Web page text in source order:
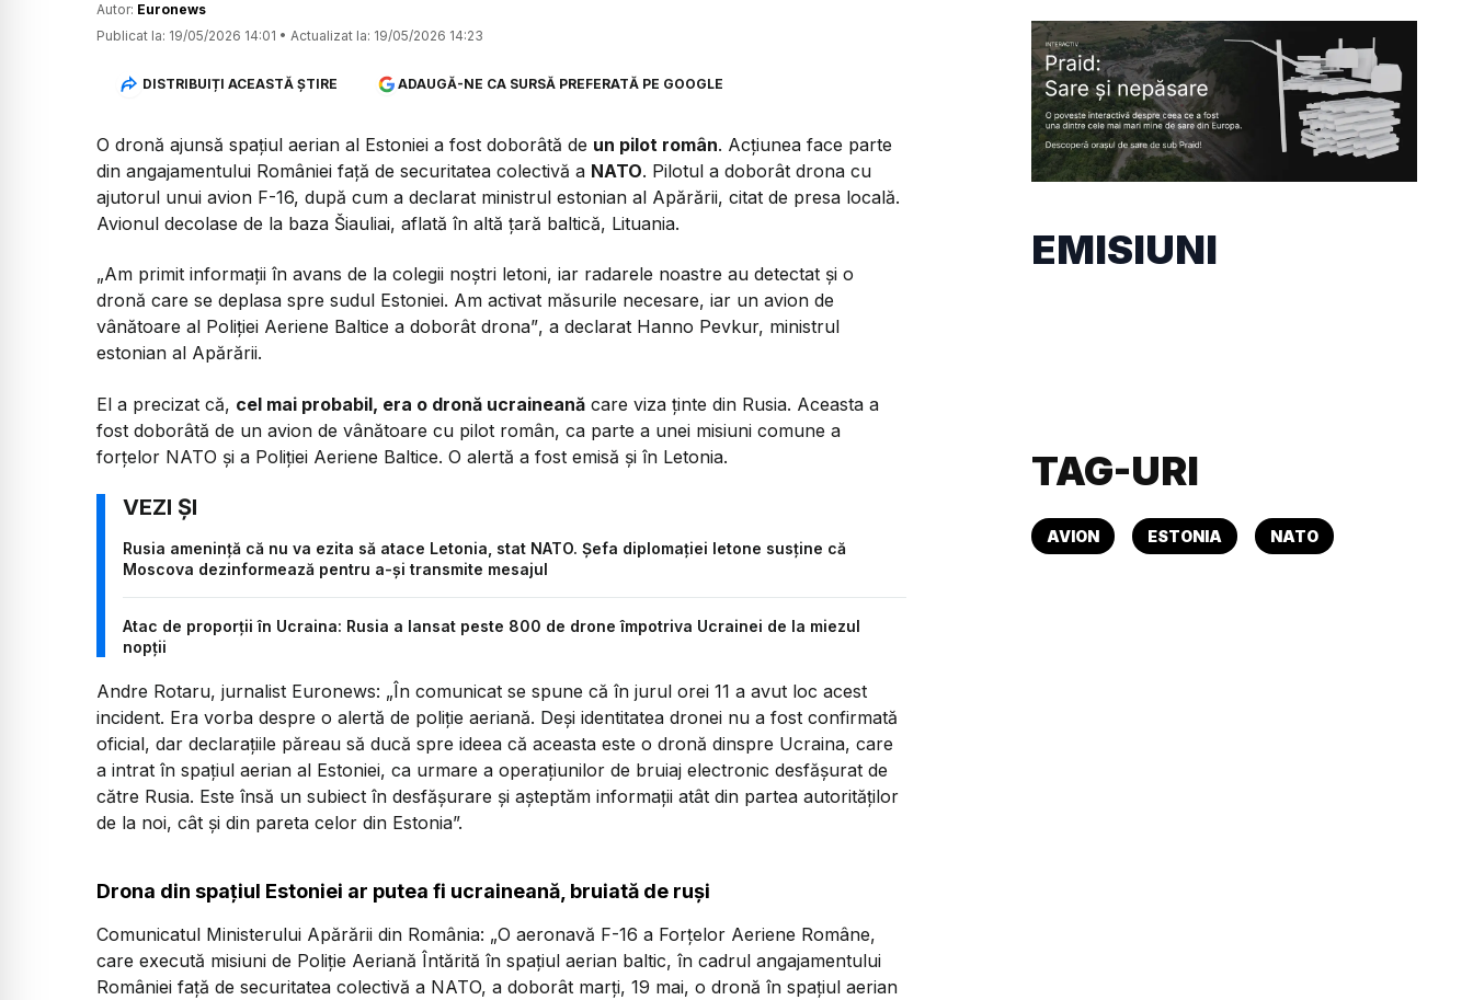
Autor: Euronews
Publicat la: 19/05/2026 14:01 • Actualizat la: 19/05/2026 14:23
DISTRIBUIȚI ACEASTĂ ȘTIRE ADAUGĂ-NE CA SURSĂ PREFERATĂ PE GOOGLE
O dronă ajunsă spațiul aerian al Estoniei a fost doborâtă de un pilot român. Acțiunea face parte
din angajamentului României față de securitatea colectivă a NATO. Pilotul a doborât drona cu
ajutorul unui avion F-16, după cum a declarat ministrul estonian al Apărării, citat de presa locală.
Avionul decolase de la baza Šiauliai, aflată în altă țară baltică, Lituania.
„Am primit informații în avans de la colegii noștri letoni, iar radarele noastre au detectat și o
dronă care se deplasa spre sudul Estoniei. Am activat măsurile necesare, iar un avion de
vânătoare al Poliției Aeriene Baltice a doborât drona”, a declarat Hanno Pevkur, ministrul
estonian al Apărării.
El a precizat că, cel mai probabil, era o dronă ucraineană care viza ținte din Rusia. Aceasta a
fost doborâtă de un avion de vânătoare cu pilot român, ca parte a unei misiuni comune a
forțelor NATO și a Poliției Aeriene Baltice. O alertă a fost emisă și în Letonia.
Rusia amenință că nu va ezita să atace Letonia, stat NATO. Șefa diplomației letone susține că
Moscova dezinformează pentru a-și transmite mesajul
Atac de proporții în Ucraina: Rusia a lansat peste 800 de drone împotriva Ucrainei de la miezul
nopții
Andre Rotaru, jurnalist Euronews: „În comunicat se spune că în jurul orei 11 a avut loc acest
incident. Era vorba despre o alertă de poliție aeriană. Deși identitatea dronei nu a fost confirmată
oficial, dar declarațiile păreau să ducă spre ideea că aceasta este o dronă dinspre Ucraina, care
a intrat în spațiul aerian al Estoniei, ca urmare a operațiunilor de bruiaj electronic desfășurat de
către Rusia. Este însă un subiect în desfășurare și așteptăm informații atât din partea autorităților
de la noi, cât și din pareta celor din Estonia”.
Drona din spațiul Estoniei ar putea fi ucraineană, bruiată de ruși
Comunicatul Ministerului Apărării din România: „O aeronavă F-16 a Forțelor Aeriene Române,
care execută misiuni de Poliție Aeriană Întărită în spațiul aerian baltic, în cadrul angajamentului
României față de securitatea colectivă a NATO, a doborât marți, 19 mai, o dronă în spațiul aerian
EMISIUNI
TAG-URI
AVION ESTONIA NATO